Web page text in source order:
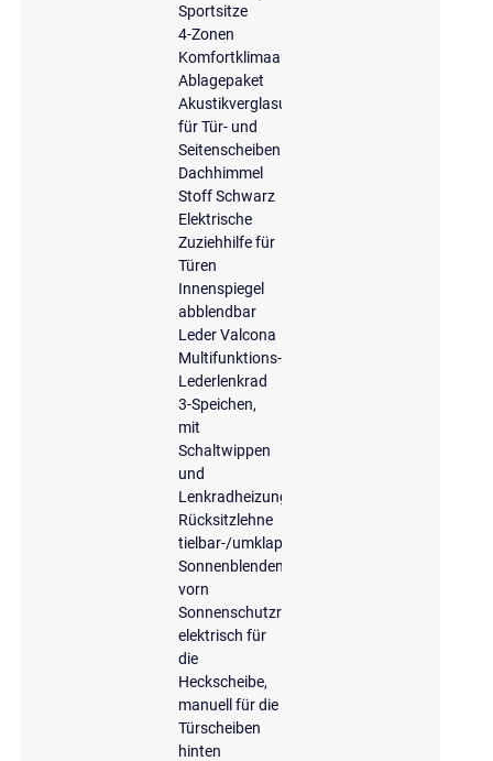
Sportsitze
4-Zonen
Komfortklimaautomatik
Ablagepaket
Akustikverglasung
für Tür- und
Seitenscheiben
Dachhimmel
Stoff Schwarz
Elektrische
Zuziehhilfe für
Türen
Innenspiegel
abblendbar
Leder Valcona
Multifunktions-
Lederlenkrad
3-Speichen,
mit
Schaltwippen
und
Lenkradheizung
Rücksitzlehne
tielbar-/umklappbar
Sonnenblenden
vorn
Sonnenschutzrollo
elektrisch für
die
Heckscheibe,
manuell für die
Türscheiben
hinten